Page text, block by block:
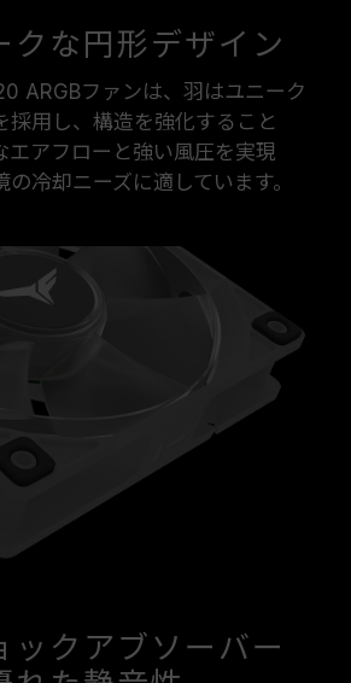
クな円形デザイン
ARGBファンは、羽はユニーク
採用し、構造を強化すること
エアフローと強い風圧を実現
の冷却ニーズに適しています。
ックアブソーバー